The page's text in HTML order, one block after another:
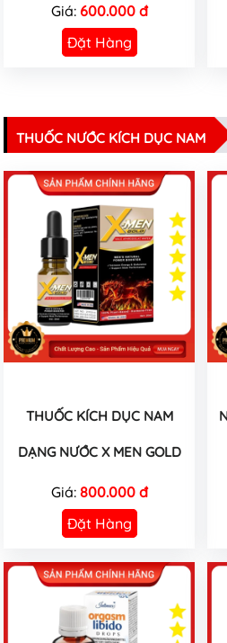
Giá: 600.000 đ
Đặt Hàng
THUỐC NƯỚC KÍCH DỤC NAM
THUỐC KÍCH DỤC NAM
DẠNG NƯỚC X MEN GOLD
Giá: 800.000 đ
Đặt Hàng